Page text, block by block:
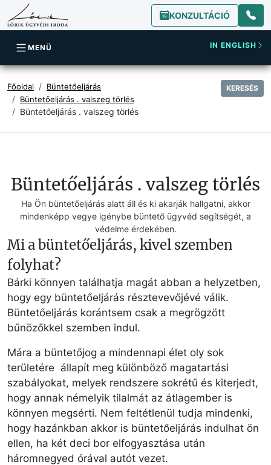
KONZULTÁCIÓ
MENÜ IN ENGLISH
Főoldal
Büntetőeljárás
Büntetőeljárás . valszeg törlés
Büntetőeljárás . valszeg törlés
KERESÉS
Büntetőeljárás . valszeg törlés
Ha Ön büntetőeljárás alatt áll és ki akarják hallgatni, akkor
mindenképp vegye igénybe büntető ügyvéd segítségét, a
védelme érdekében.
Mi a büntetőeljárás, kivel szemben
folyhat?
Bárki könnyen találhatja magát abban a helyzetben,
hogy egy büntetőeljárás résztevevőjévé válik.
Büntetőeljárás korántsem csak a megrögzött
bűnözőkkel szemben indul.
Mára a büntetőjog a mindennapi élet oly sok
területére állapít meg különböző magatartási
szabályokat, melyek rendszere sokrétű és kiterjedt,
hogy annak némelyik tilalmát az átlagember is
könnyen megsérti. Nem feltétlenül tudja mindenki,
hogy hazánkban akkor is büntetőeljárás indulhat ön
ellen, ha két deci bor elfogyasztása után
háromnegyed órával autót vezet.